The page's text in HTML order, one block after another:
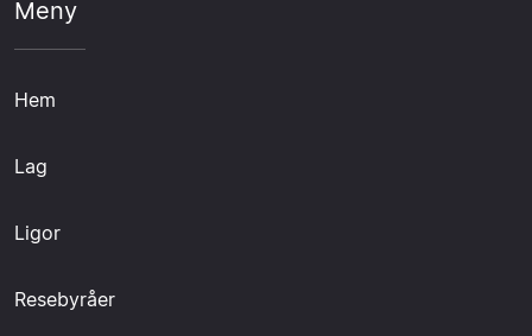
Meny
Hem
Lag
Ligor
Resebyråer